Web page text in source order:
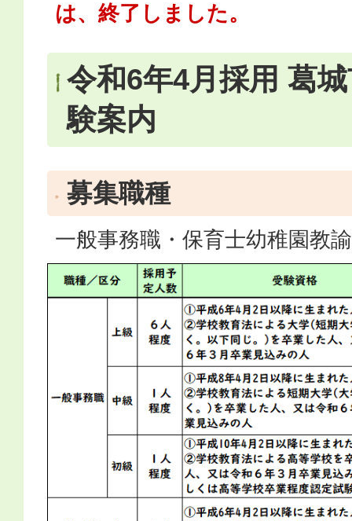
は、終了しました。
令和6年4月採用 葛
験案内
募集職種
一般事務職・保育士幼稚園教諭